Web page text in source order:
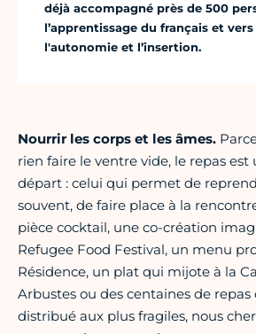
déjà accompagné près de 500
l’apprentissage du français et vers
l'autonomie et l’insertion.
Nourrir les corps et les âmes.
rien faire le ventre vide, le repas
départ : celui qui permet de
souvent, de faire place à la
pièce cocktail, une co-création
Refugee Food Festival, un menu
Résidence, un plat qui mijote à la
Arbustes ou des centaines de
distribué aux plus fragiles, nous